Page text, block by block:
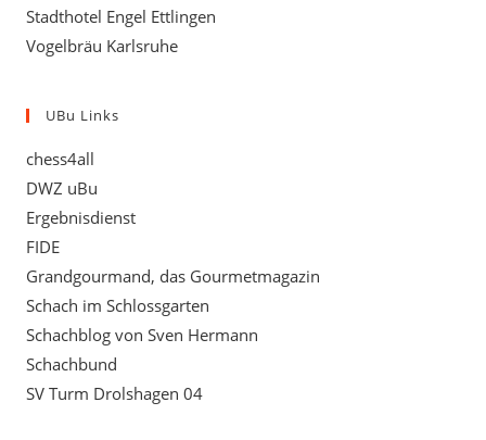
Stadthotel Engel Ettlingen
Vogelbräu Karlsruhe
UBu Links
chess4all
DWZ uBu
Ergebnisdienst
FIDE
Grandgourmand, das Gourmetmagazin
Schach im Schlossgarten
Schachblog von Sven Hermann
Schachbund
SV Turm Drolshagen 04